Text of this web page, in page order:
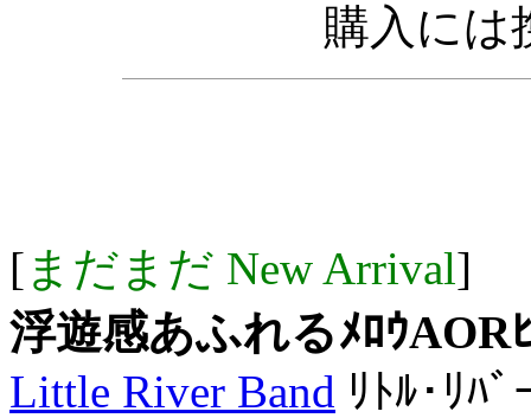
購入には
[まだまだ New Arrival]
浮遊感あふれるﾒﾛｳAOR
Little River Band ﾘﾄﾙ･ﾘﾊﾞ